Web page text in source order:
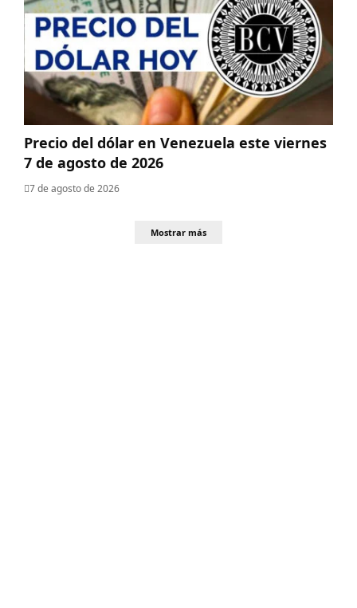
Precio del dólar en Venezuela este viernes
7 de agosto de 2026
7 de agosto de 2026
Mostrar más